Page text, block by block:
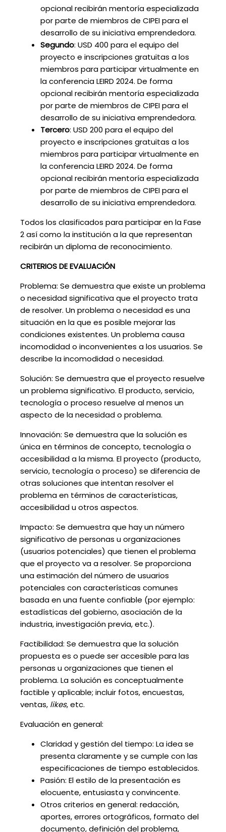
opcional recibirán mentoría especializada
por parte de miembros de CIPEI para el
desarrollo de su iniciativa emprendedora.
Segundo: USD 400 para el equipo del
proyecto e inscripciones gratuitas a los
miembros para participar virtualmente en
la conferencia LEIRD 2024. De forma
opcional recibirán mentoría especializada
por parte de miembros de CIPEI para el
desarrollo de su iniciativa emprendedora.
Tercero: USD 200 para el equipo del
proyecto e inscripciones gratuitas a los
miembros para participar virtualmente en
la conferencia LEIRD 2024. De forma
opcional recibirán mentoría especializada
por parte de miembros de CIPEI para el
desarrollo de su iniciativa emprendedora.
Todos los clasificados para participar en la Fase
2 así como la institución a la que representan
recibirán un diploma de reconocimiento.
CRITERIOS DE EVALUACIÓN
Problema: Se demuestra que existe un problema
o necesidad significativa que el proyecto trata
de resolver. Un problema o necesidad es una
situación en la que es posible mejorar las
condiciones existentes. Un problema causa
incomodidad o inconvenientes a los usuarios. Se
describe la incomodidad o necesidad.
Solución: Se demuestra que el proyecto resuelve
un problema significativo. El producto, servicio,
tecnología o proceso resuelve al menos un
aspecto de la necesidad o problema.
Innovación: Se demuestra que la solución es
única en términos de concepto, tecnología o
accesibilidad a la misma. El proyecto (producto,
servicio, tecnología o proceso) se diferencia de
otras soluciones que intentan resolver el
problema en términos de características,
accesibilidad u otros aspectos.
Impacto: Se demuestra que hay un número
significativo de personas u organizaciones
(usuarios potenciales) que tienen el problema
que el proyecto va a resolver. Se proporciona
una estimación del número de usuarios
potenciales con características comunes
basada en una fuente confiable (por ejemplo:
estadísticas del gobierno, asociación de la
industria, investigación previa, etc.).
Factibilidad: Se demuestra que la solución
propuesta es o puede ser accesible para las
personas u organizaciones que tienen el
problema. La solución es conceptualmente
factible y aplicable; incluir fotos, encuestas,
ventas, likes, etc.
Evaluación en general:
Claridad y gestión del tiempo: La idea se
presenta claramente y se cumple con las
especificaciones de tiempo establecidos.
Pasión: El estilo de la presentación es
elocuente, entusiasta y convincente.
Otros criterios en general: redacción,
aportes, errores ortográficos, formato del
documento, definición del problema,